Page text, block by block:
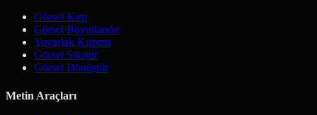
Görsel Kırp
Görsel Boyutlandır
Yuvarlak Kırpma
Görsel Sıkıştır
Görsel Dönüştür
Metin Araçları